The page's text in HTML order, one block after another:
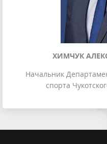
ХИМЧУК
Начальник
спорта